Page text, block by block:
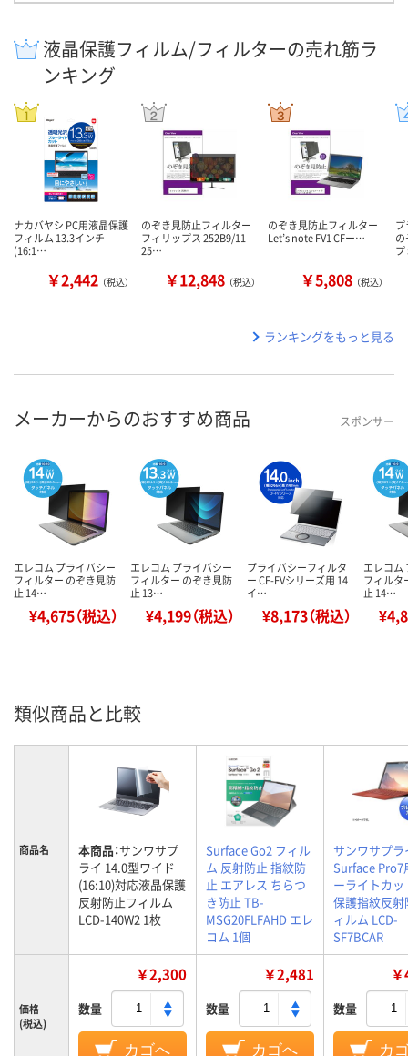
液晶保護フィルム/フィルターの売れ筋ラ
ンキング
ナカバヤシ PC用液晶保護
フィルム 13.3インチ
(16:1…
￥2,442 （税込）
のぞき見防止フィルター
フィリップス 252B9/11
25…
￥12,848 （税込）
のぞき見防止フィルター
Let’s note FV1 CFー…
￥5,808 （税込）
ランキングをもっと見る
メーカーからのおすすめ商品 スポンサー
エレコム プライバシー
フィルター のぞき見防
止 14…
¥4,675（税込）
エレコム プライバシー
フィルター のぞき見防
止 13…
¥4,199（税込）
プライバシーフィルタ
ー CF-FVシリーズ用 14
イ…
¥8,173（税込）
エレコム
フィルタ
止 14…
類似商品と比較
商品名 本商品：サンワサプ
ライ 14.0型ワイド
(16:10)対応液晶保護
反射防止フィルム
LCD-140W2 1枚
Surface Go2 フィル
ム 反射防止 指紋防
止 エアレス ちらつ
き防止 TB-
MSG20FLFAHD エレ
コム 1個
サンワサプラ
Surface Pro7
ーライトカ
保護指紋反射
ィルム LCD-
SF7BCAR
価格
(税込)
￥2,300
数量
カゴへ
￥2,481
数量
カゴへ
数量
カ